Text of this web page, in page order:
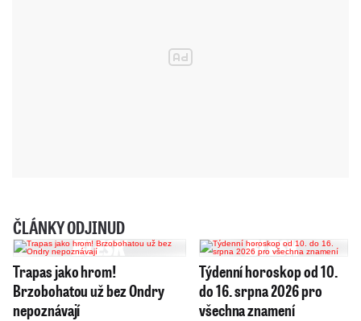
ČLÁNKY ODJINUD
Trapas jako hrom!
Brzobohatou už bez Ondry
nepoznávají
Týdenní horoskop od 10.
do 16. srpna 2026 pro
všechna znamení